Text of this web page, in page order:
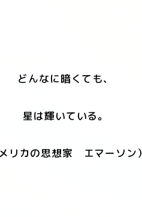
どんなに暗くても、
星は輝いている。
メリカの思想家 エマーソン）